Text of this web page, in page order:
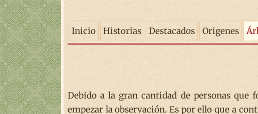
Inicio Historias Destacados Origenes
Debido a la gran cantidad de personas que
empezar la observación. Es por ello que a